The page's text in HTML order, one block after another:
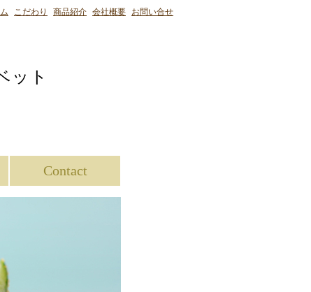
お問い合せ
会社概要
商品紹介
こだわり
ット
Contact